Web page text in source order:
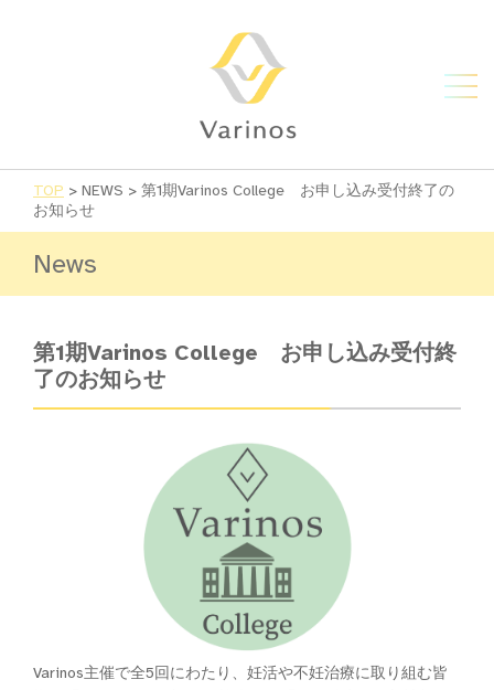
TOP > NEWS > 第1期Varinos College お申し込み受付終了の
お知らせ
News
第1期Varinos College お申し込み受付終
了のお知らせ
Varinos主催で全5回にわたり、妊活や不妊治療に取り組む皆